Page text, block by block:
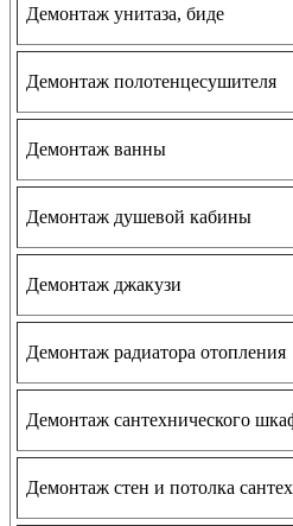
Демонтаж унитаза, биде
Демонтаж полотенцесушителя
Демонтаж ванны
Демонтаж душевой кабины
Демонтаж джакузи
Демонтаж радиатора отопления
Демонтаж сантехнического
Демонтаж стен и потолка